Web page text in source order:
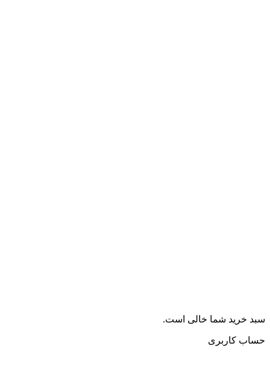
سبد خرید شما خالی است.
حساب کاربری